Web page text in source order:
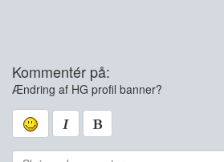
Kommentér på:
Ændring af HG profil banner?